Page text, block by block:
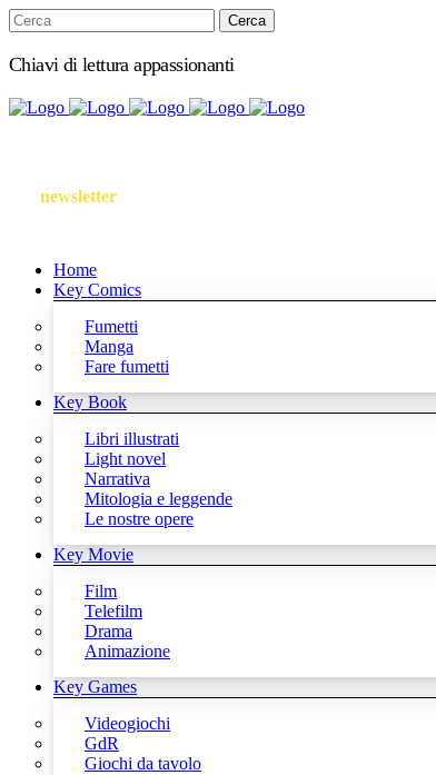
Chiavi di lettura appassionanti
newsletter
Home
Key Comics
Fumetti
Manga
Fare fumetti
Key Book
Libri illustrati
Light novel
Narrativa
Mitologia e leggende
Le nostre opere
Key Movie
Film
Telefilm
Drama
Animazione
Key Games
Videogiochi
GdR
Giochi da tavolo